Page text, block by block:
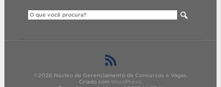
©2026 Núcleo de Gerenciamento de Concursos e Vagas.
Criado com WordPress.